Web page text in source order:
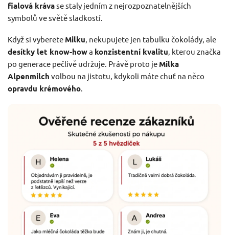
fialová krávase staly jedním z nejrozpoznatelnějších
symbolů ve světě sladkostí.
Když si vyberete Milku, nekupujete jen tabulku čokolády, ale
desítky let know-howa konzistentní kvalitu, kterou značka
po generace pečlivě udržuje. Právě proto je Milka
Alpenmilch volbou na jistotu, kdykoli máte chuť na něco
opravdu krémového.